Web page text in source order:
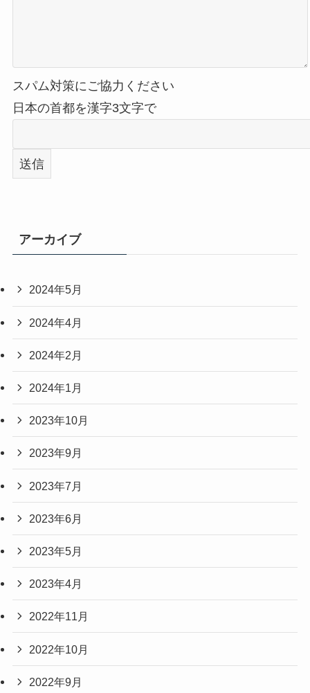
スパム対策にご協力ください
日本の首都を漢字3文字で
アーカイブ
2024年5月
2024年4月
2024年2月
2024年1月
2023年10月
2023年9月
2023年7月
2023年6月
2023年5月
2023年4月
2022年11月
2022年10月
2022年9月